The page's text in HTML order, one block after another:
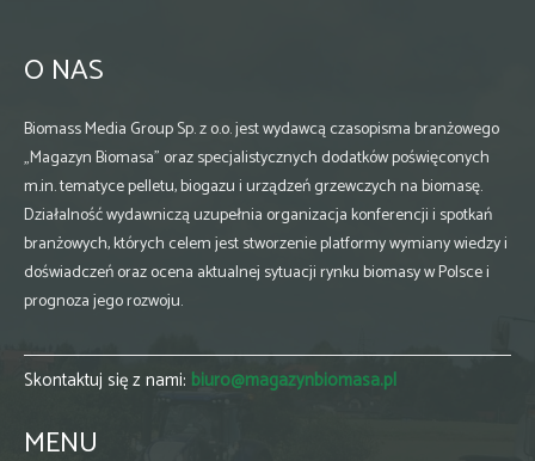
O NAS
Biomass Media Group Sp. z o.o. jest wydawcą czasopisma branżowego
„Magazyn Biomasa” oraz specjalistycznych dodatków poświęconych
m.in. tematyce pelletu, biogazu i urządzeń grzewczych na biomasę.
Działalność wydawniczą uzupełnia organizacja konferencji i spotkań
branżowych, których celem jest stworzenie platformy wymiany wiedzy i
doświadczeń oraz ocena aktualnej sytuacji rynku biomasy w Polsce i
prognoza jego rozwoju.
Skontaktuj się z nami: biuro@magazynbiomasa.pl
MENU